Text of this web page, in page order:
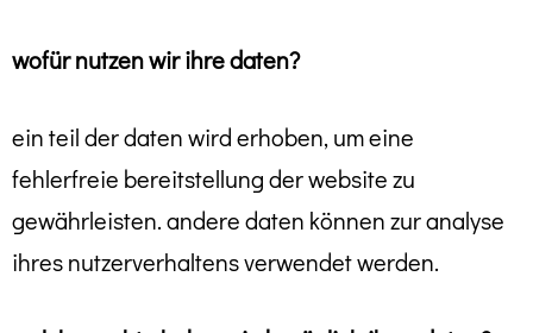
wofür nutzen wir ihre daten?
ein teil der daten wird erhoben, um eine
fehlerfreie bereitstellung der website zu
gewährleisten. andere daten können zur analyse
ihres nutzerverhaltens verwendet werden.